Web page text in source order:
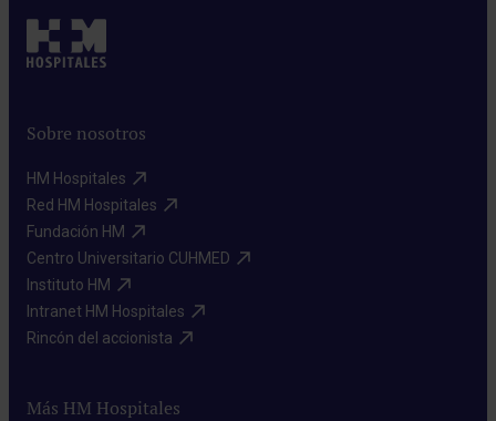
Sobre nosotros
HM Hospitales​
Red HM Hospitales​
Fundación HM​
Centro Universitario CUHMED​
Instituto HM​
Intranet HM Hospitales​
Rincón del accionista​
Más HM Hospitales